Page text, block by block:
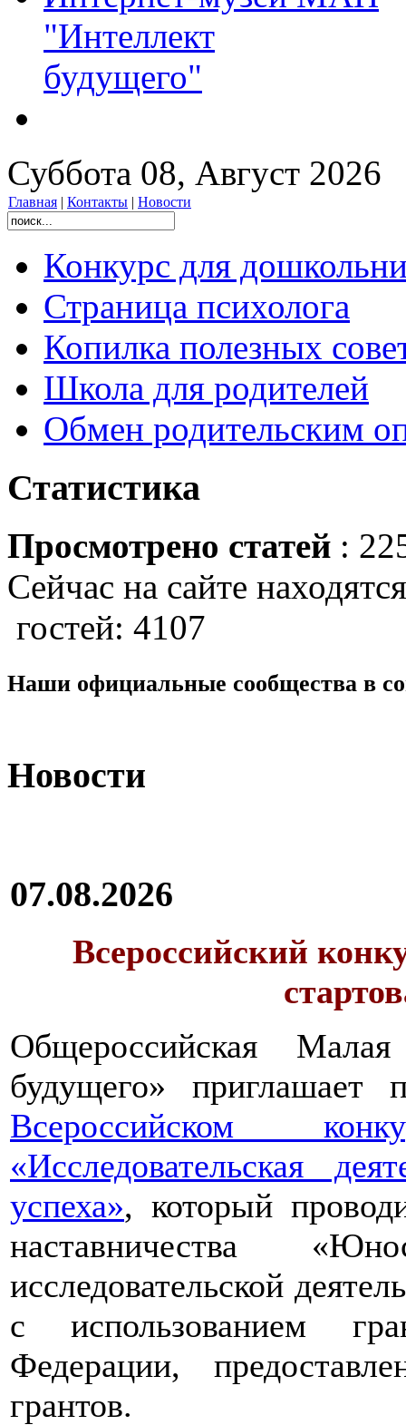
"Интеллект
будущего"
Суббота 08, Август 2026
Главная | Контакты | Новости
Конкурс для
Страница психолога
Копилка полезных
Школа для родителей
Обмен родительским
Статистика
Просмотрено статей :
Сейчас на сайте
гостей: 4107
Наши официальные сообщества в
Новости
07.08.2026
Всероссийский
Общероссийская
будущего» приглашает
Всероссийском
«Исследовательская
успеха», который
наставничества
исследовательской
с использованием
Федерации,
грантов.